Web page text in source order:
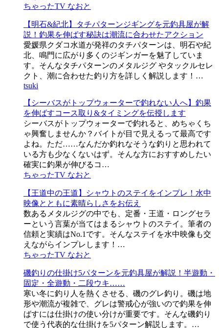
ちゃったTV なおと
【明石&紀北】タチパターンジギングを元釣具屋が解
説！釣果を伸ばす秘訣は潮流に合わせたアクション
愛媛県クダコ水道が発祥のタチパターンは、明石や紀
北、鳴門に広がり多くのジギンガーを魅了していま
す。そんなタチパターンのメタルジグ やタックルセレ
クト、潮に合わせた釣り方を詳しく解説します！…
tsuki
【シーバスがトップウォーターで釣れない人へ】釣果
を伸ばすコース取り&タイミングを伝授します
シーバスがトップウォーターで釣れると、めちゃくち
ゃ興奮しませんか？バイトが目で見えるって最高です
よね。ただ……なんだか釣れなそうな釣りと思われて
いる方も少なくないはず。そんな方におすすめしたい
確実に釣果が伸びるコ…
ちゃったTV なおと
【王道中の王道】シャウトのステイをインプレ！水中
映像とともに素晴らしさをお伝え
数あるメタルジグの中でも、定番・王道・ロングセラ
ーという言葉が当てはまるシャウトのステイ。筆者の
信頼と実績はNo.1です。そんなステイを水中映像も交
えながらインプレします！…
ちゃったTV なおと
磯釣りの仕掛け5パターンを元釣具屋が解説！半遊動・
固定・全遊動・二段ウキ……
寒い冬に釣り人を熱くさせる、磯のグレ釣り。磯は地
形や潮流が複雑で、グレは警戒心が強いので釣果を伸
ばすには仕掛けの使い分けが重要です。そんな磯釣り
で使う代表的な仕掛けを5パターン解説します。…